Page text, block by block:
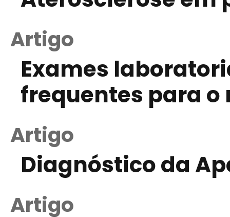
Artigo
Exames
frequentes para
Artigo
Diagnóstico da
Artigo